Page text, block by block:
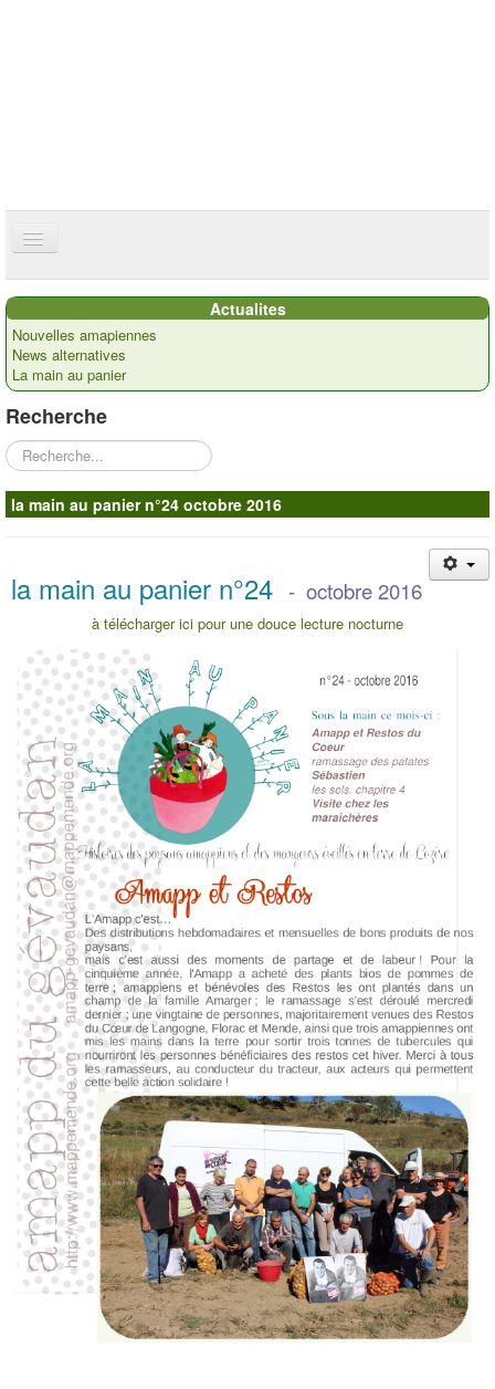
Accueil
Présentation
Actualités
Nos paysans
Commandes
Contacts
Actualites
Nouvelles amapiennes
News alternatives
La main au panier
Recherche
Rechercher
la main au panier n°24 octobre 2016
la main au panier n°24- octobre 2016
à télécharger ici pour une douce lecture nocturne